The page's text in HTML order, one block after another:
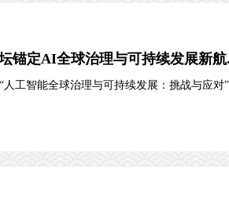
锚定AI全球治理与可持续发展新航
人工智能全球治理与可持续发展：挑战与应对